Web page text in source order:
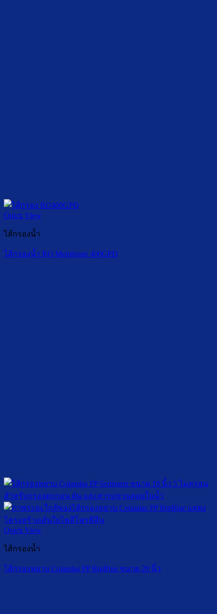
Quick View
ไส้กรองน้ำ
ไส้กรองน้ำ RO Membrane 400GPD
Quick View
ไส้กรองน้ำ
ไส้กรองหยาบ Colandas PP BigBlue ขนาด 20 นิ้ว